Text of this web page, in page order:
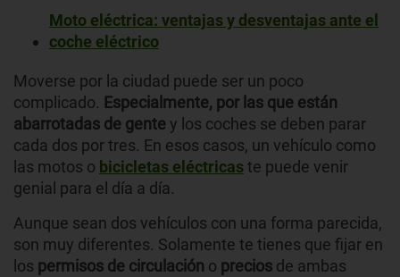
Moto eléctrica: ventajas y desventajas ante el
coche eléctrico
Moverse por la ciudad puede ser un poco
complicado. Especialmente, por las que están
abarrotadas de gentey los coches se deben parar
cada dos por tres. En esos casos, un vehículo como
las motos o bicicletas eléctricaste puede venir
genial para el día a día.
Aunque sean dos vehículos con una forma parecida,
son muy diferentes. Solamente te tienes que fijar en
los permisos de circulación o precios de ambas